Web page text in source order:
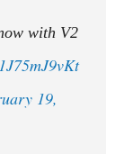
with V2
19,